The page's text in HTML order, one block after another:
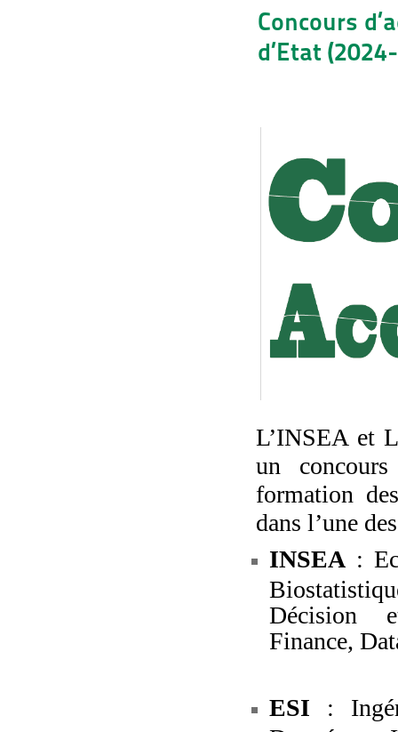
Concours
d’Etat
L’INSEA et
un
formation
dans l’une
INSEA :
Décision
Finance,
ESI :